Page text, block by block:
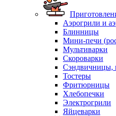
Аэрогрили и
Блинницы
Мини-печи
Мультиварки
Скороварки
Сэндвичницы,
Тостеры
Фритюрницы
Хлебопечки
Электрогрили
Яйцеварки